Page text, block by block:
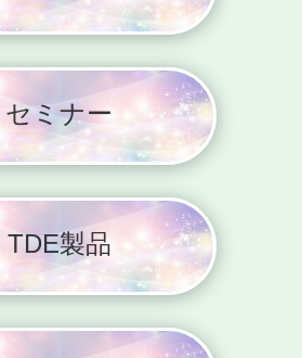
セミナー
TDE製品